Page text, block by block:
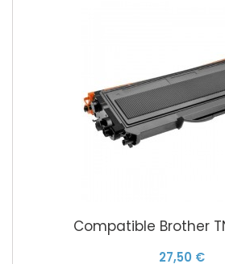
Compatible Brother
27,50 €